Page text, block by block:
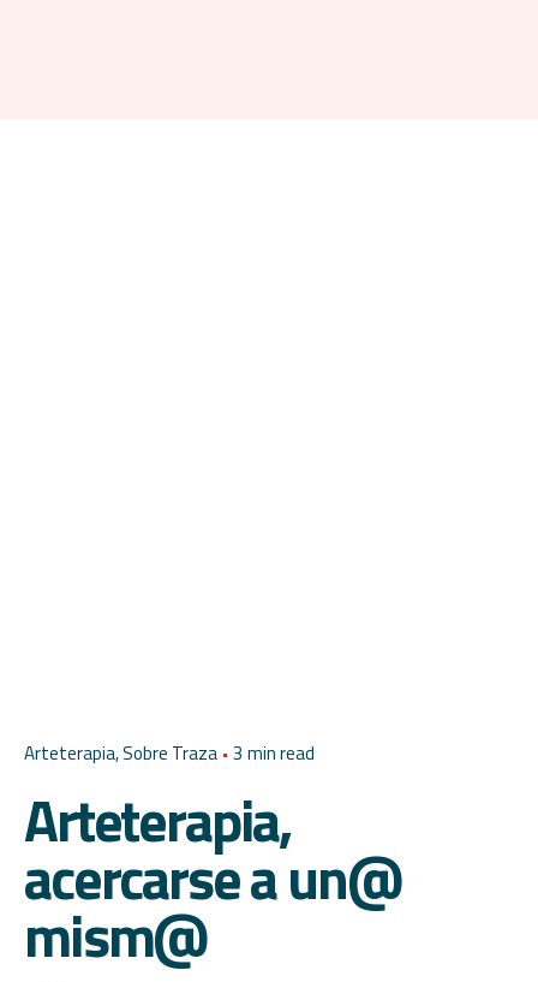
Arteterapia Sobre Traza 3 min read
Arteterapia,
acercarse a un@
mism@